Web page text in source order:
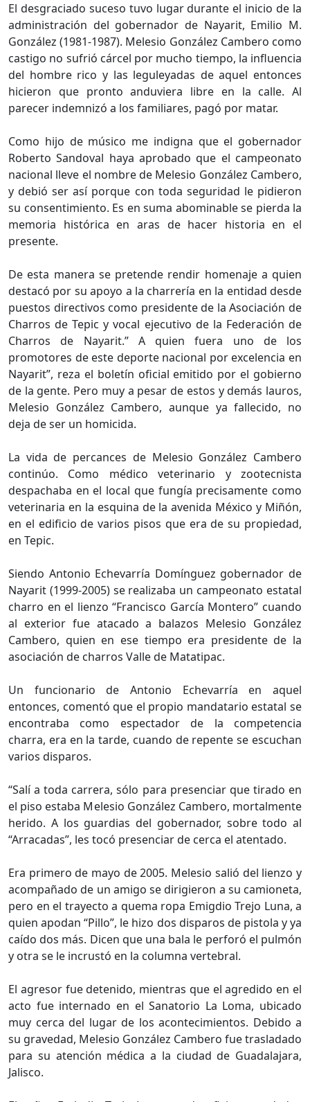
El desgraciado suceso tuvo lugar durante el inicio de la
administración del gobernador de Nayarit, Emilio M.
González (1981-1987). Melesio González Cambero como
castigo no sufrió cárcel por mucho tiempo, la influencia
del hombre rico y las leguleyadas de aquel entonces
hicieron que pronto anduviera libre en la calle. Al
parecer indemnizó a los familiares, pagó por matar.
Como hijo de músico me indigna que el gobernador
Roberto Sandoval haya aprobado que el campeonato
nacional lleve el nombre de Melesio González Cambero,
y debió ser así porque con toda seguridad le pidieron
su consentimiento. Es en suma abominable se pierda la
memoria histórica en aras de hacer historia en el
presente.
De esta manera se pretende rendir homenaje a quien
destacó por su apoyo a la charrería en la entidad desde
puestos directivos como presidente de la Asociación de
Charros de Tepic y vocal ejecutivo de la Federación de
Charros de Nayarit.” A quien fuera uno de los
promotores de este deporte nacional por excelencia en
Nayarit”, reza el boletín oficial emitido por el gobierno
de la gente. Pero muy a pesar de estos y demás lauros,
Melesio González Cambero, aunque ya fallecido, no
deja de ser un homicida.
La vida de percances de Melesio González Cambero
continúo. Como médico veterinario y zootecnista
despachaba en el local que fungía precisamente como
veterinaria en la esquina de la avenida México y Miñón,
en el edificio de varios pisos que era de su propiedad,
en Tepic.
Siendo Antonio Echevarría Domínguez gobernador de
Nayarit (1999-2005) se realizaba un campeonato estatal
charro en el lienzo “Francisco García Montero” cuando
al exterior fue atacado a balazos Melesio González
Cambero, quien en ese tiempo era presidente de la
asociación de charros Valle de Matatipac.
Un funcionario de Antonio Echevarría en aquel
entonces, comentó que el propio mandatario estatal se
encontraba como espectador de la competencia
charra, era en la tarde, cuando de repente se escuchan
varios disparos.
“Salí a toda carrera, sólo para presenciar que tirado en
el piso estaba Melesio González Cambero, mortalmente
herido. A los guardias del gobernador, sobre todo al
“Arracadas”, les tocó presenciar de cerca el atentado.
Era primero de mayo de 2005. Melesio salió del lienzo y
acompañado de un amigo se dirigieron a su camioneta,
pero en el trayecto a quema ropa Emigdio Trejo Luna, a
quien apodan “Pillo”, le hizo dos disparos de pistola y ya
caído dos más. Dicen que una bala le perforó el pulmón
y otra se le incrustó en la columna vertebral.
El agresor fue detenido, mientras que el agredido en el
acto fue internado en el Sanatorio La Loma, ubicado
muy cerca del lugar de los acontecimientos. Debido a
su gravedad, Melesio González Cambero fue trasladado
para su atención médica a la ciudad de Guadalajara,
Jalisco.